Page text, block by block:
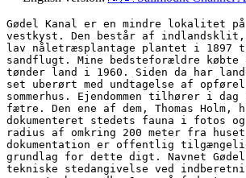
Gødel Kanal er en mindre lokalitet
vestkyst. Den består af indlandsklit,
lav nåletræsplantage plantet i 1897
sandflugt. Mine bedsteforældre købte
tønder land i 1960. Siden da har
set uberørt med undtagelse af
sommerhus. Ejendommen tilhører i
fætre. Den ene af dem, Thomas Holm,
dokumenteret stedets fauna i fotos
radius af omkring 200 meter fra
dokumentation er offentlig
grundlag for dette digt. Navnet
tekniske stedangivelse ved